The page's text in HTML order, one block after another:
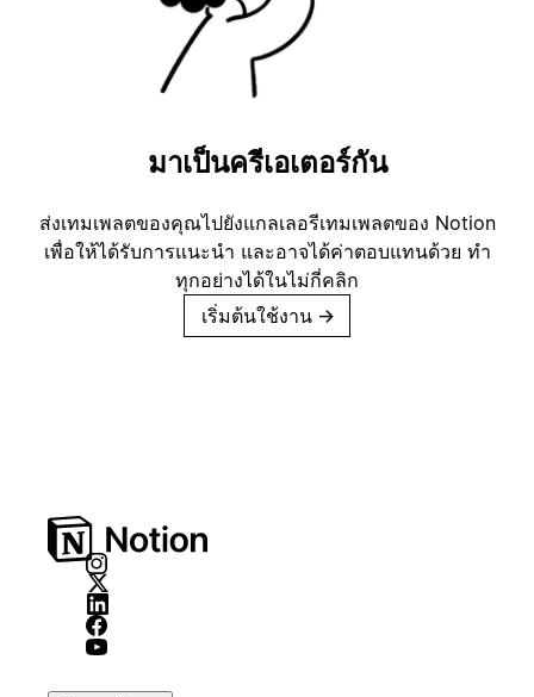
มาเป็นครีเอเตอร์กัน
ส่งเทมเพลตของคุณไปยังแกลเลอรีเทมเพลตของ Notion
เพื่อให้ได้รับการแนะนำ และอาจได้ค่าตอบแทนด้วย ทำ
ทุกอย่างได้ในไม่กี่คลิก
เริ่มต้นใช้งาน →